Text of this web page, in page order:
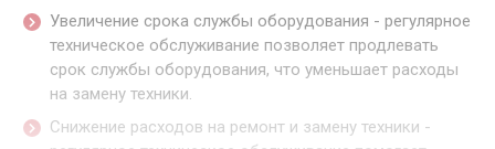
Увеличение срока службы оборудования - регулярное
техническое обслуживание позволяет продлевать
срок службы оборудования, что уменьшает расходы
на замену техники.
Снижение расходов на ремонт и замену техники -